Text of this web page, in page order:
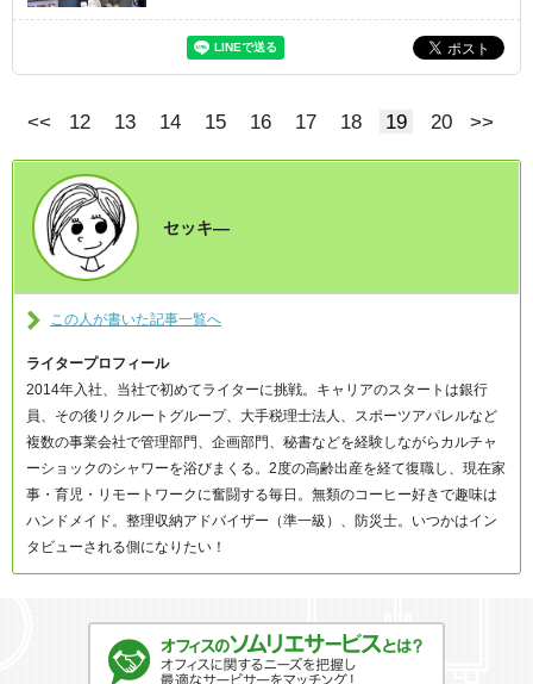
<< 12 13 14 15 16 17 18 19 20 >>
セッキ―
この人が書いた記事一覧へ
ライタープロフィール
2014年入社、当社で初めてライターに挑戦。キャリアのスタートは銀行
員、その後リクルートグループ、大手税理士法人、スポーツアパレルなど
複数の事業会社で管理部門、企画部門、秘書などを経験しながらカルチャ
ーショックのシャワーを浴びまくる。2度の高齢出産を経て復職し、現在家
事・育児・リモートワークに奮闘する毎日。無類のコーヒー好きで趣味は
ハンドメイド。整理収納アドバイザー（準一級）、防災士。いつかはイン
タビューされる側になりたい！